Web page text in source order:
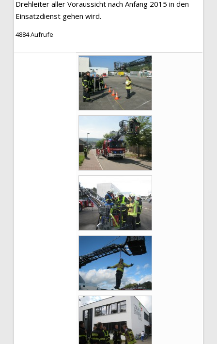
Drehleiter aller Voraussicht nach Anfang 2015 in den
Einsatzdienst gehen wird.
4884 Aufrufe